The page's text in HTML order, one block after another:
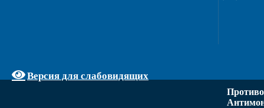
Версия для слабовидящих